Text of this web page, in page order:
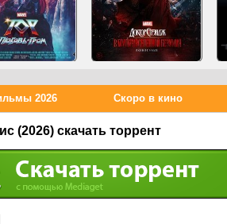
(2026) скачать торрент
2026 Скоро в кино